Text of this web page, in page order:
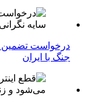
درخواست تضمین
جنگ با ایران